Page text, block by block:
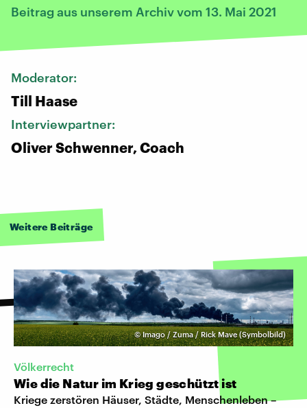
Beitrag aus unserem Archiv vom 13. Mai 2021
Moderator:
Till Haase
Interviewpartner:
Oliver Schwenner, Coach
Weitere Beiträge
©Imago / Zuma / Rick Mave (Symbolbild)
Völkerrecht
Wie die Natur im Krieg geschützt ist
Kriege zerstören Häuser, Städte, Menschenleben –